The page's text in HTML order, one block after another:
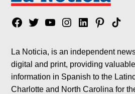
Facebook
TwitterYouTubeInstagram
LinkedinPinterest
Tik
La Noticia, is an independent
digital and print, providing
information in Spanish to the
Charlotte and North Carolina for